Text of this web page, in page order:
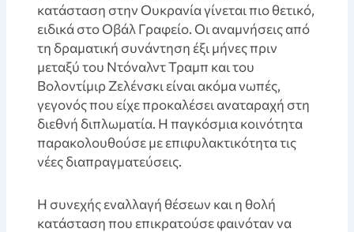
κατάσταση στην Ουκρανία γίνεται πιο θετικό,
ειδικά στο Οβάλ Γραφείο. Οι αναμνήσεις από
τη δραματική συνάντηση έξι μήνες πριν
μεταξύ του Ντόναλντ Τραμπ και του
Βολοντίμιρ Ζελένσκι είναι ακόμα νωπές,
γεγονός που είχε προκαλέσει αναταραχή στη
διεθνή διπλωματία. Η παγκόσμια κοινότητα
παρακολουθούσε με επιφυλακτικότητα τις
νέες διαπραγματεύσεις.
Η συνεχής εναλλαγή θέσεων και η θολή
κατάσταση που επικρατούσε φαινόταν να